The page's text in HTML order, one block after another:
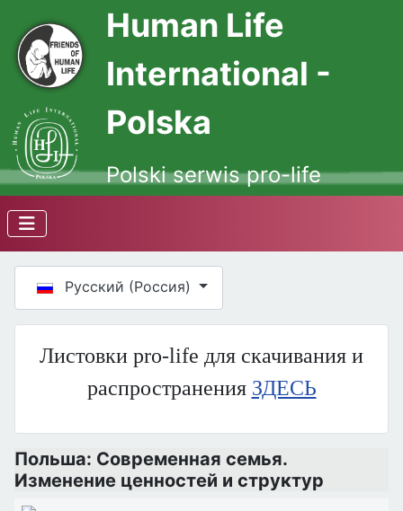
Human Life
International -
Polska
Polski serwis pro-life
Русский (Россия)
Листовки pro-life для скачивания и
распространения ЗДЕСЬ
Польша: Современная семья.
Изменение ценностей и структур